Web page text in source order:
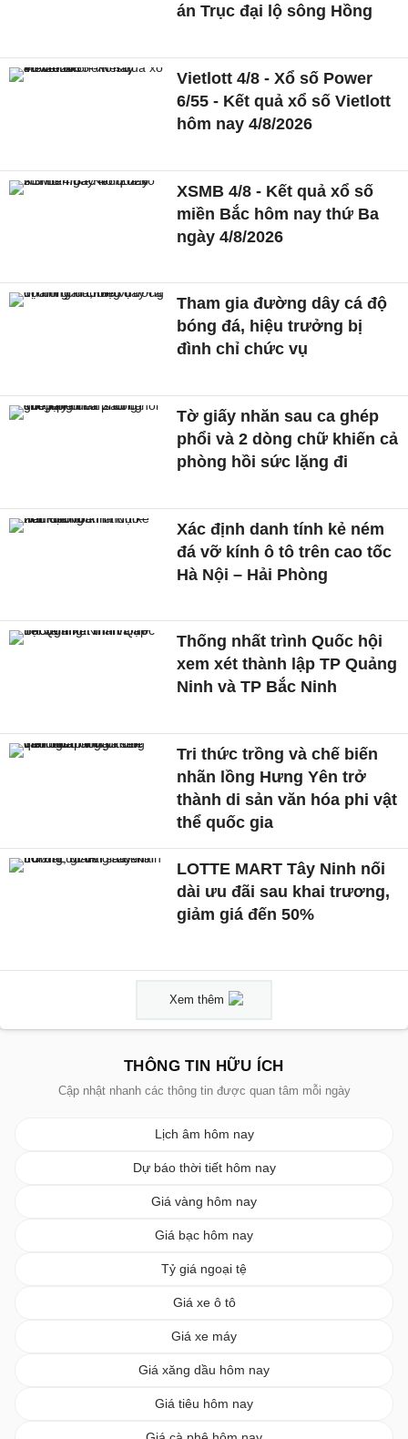
án Trục đại lộ sông Hồng
Vietlott 4/8 - Xổ số Power
6/55 - Kết quả xổ số Vietlott
hôm nay 4/8/2026
XSMB 4/8 - Kết quả xổ số
miền Bắc hôm nay thứ Ba
ngày 4/8/2026
Tham gia đường dây cá độ
bóng đá, hiệu trưởng bị
đình chỉ chức vụ
Tờ giấy nhăn sau ca ghép
phổi và 2 dòng chữ khiến cả
phòng hồi sức lặng đi
Xác định danh tính kẻ ném
đá vỡ kính ô tô trên cao tốc
Hà Nội – Hải Phòng
Thống nhất trình Quốc hội
xem xét thành lập TP Quảng
Ninh và TP Bắc Ninh
Tri thức trồng và chế biến
nhãn lồng Hưng Yên trở
thành di sản văn hóa phi vật
thể quốc gia
LOTTE MART Tây Ninh nối
dài ưu đãi sau khai trương,
giảm giá đến 50%
Xem thêm
THÔNG TIN HỮU ÍCH
Cập nhật nhanh các thông tin được quan tâm mỗi ngày
Lịch âm hôm nay
Dự báo thời tiết hôm nay
Giá vàng hôm nay
Giá bạc hôm nay
Tỷ giá ngoại tệ
Giá xe ô tô
Giá xe máy
Giá xăng dầu hôm nay
Giá tiêu hôm nay